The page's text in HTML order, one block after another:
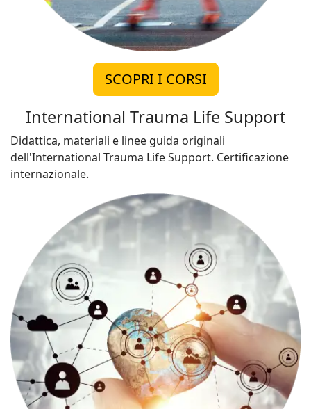
SCOPRI I CORSI
International Trauma Life Support
Didattica, materiali e linee guida originali
dell'International Trauma Life Support. Certificazione
internazionale.